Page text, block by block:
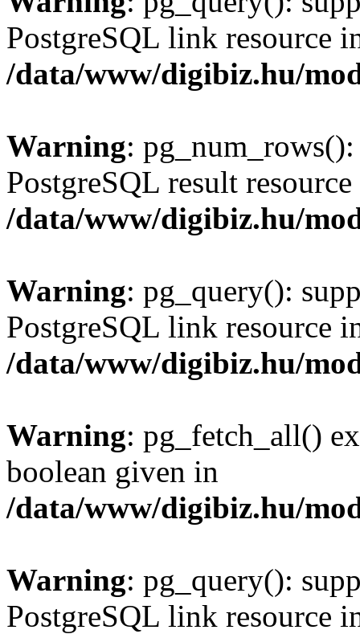
PostgreSQL link resource
/data/www/digibiz.hu/
Warning:
PostgreSQL result
/data/www/digibiz.hu/
Warning: pg_query():
PostgreSQL link resource
/data/www/digibiz.hu/
Warning: pg_fetch_all()
boolean given in
/data/www/digibiz.hu/
Warning: pg_query():
PostgreSQL link resource